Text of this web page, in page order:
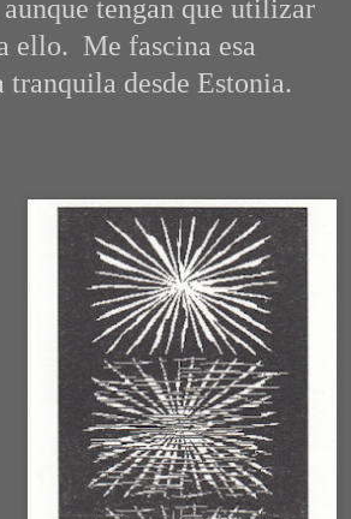
tengan que utilizar
ello. Me fascina esa
desde Estonia.